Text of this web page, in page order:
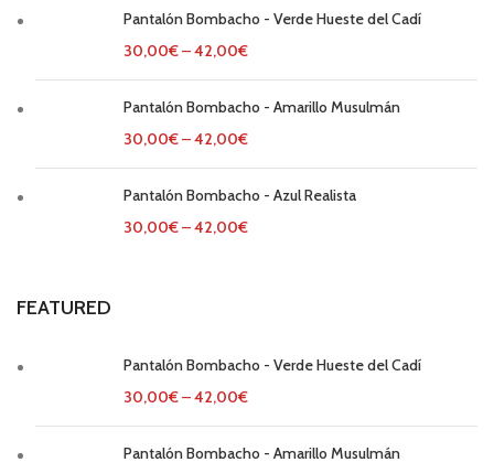
Pantalón Bombacho - Verde Hueste del Cadí
30,00€–42,00€
Pantalón Bombacho - Amarillo Musulmán
30,00€–42,00€
Pantalón Bombacho - Azul Realista
30,00€–42,00€
FEATURED
Pantalón Bombacho - Verde Hueste del Cadí
30,00€–42,00€
Pantalón Bombacho - Amarillo Musulmán